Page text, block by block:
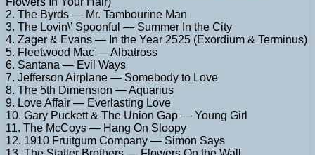
2. The Byrds — Mr. Tambourine Man
3. The Lovin\’ Spoonful — Summer In the City
4. Zager & Evans — In the Year 2525 (Exordium & Terminus)
5. Fleetwood Mac — Albatross
6. Santana — Evil Ways
7. Jefferson Airplane — Somebody to Love
8. The 5th Dimension — Aquarius
9. Love Affair — Everlasting Love
10. Gary Puckett & The Union Gap — Young Girl
11. The McCoys — Hang On Sloopy
12. 1910 Fruitgum Company — Simon Says